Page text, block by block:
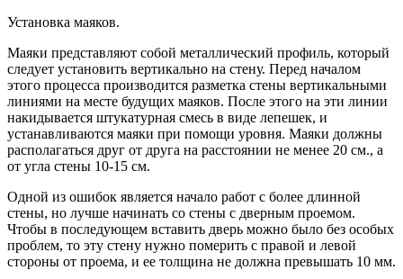
Установка маяков.
Маяки представляют собой металлический профиль, который
следует установить вертикально на стену. Перед началом
этого процесса производится разметка стены вертикальными
линиями на месте будущих маяков. После этого на эти линии
накидывается штукатурная смесь в виде лепешек, и
устанавливаются маяки при помощи уровня. Маяки должны
располагаться друг от друга на расстоянии не менее 20 см., а
от угла стены 10-15 см.
Одной из ошибок является начало работ с более длинной
стены, но лучше начинать со стены с дверным проемом.
Чтобы в последующем вставить дверь можно было без особых
проблем, то эту стену нужно померить с правой и левой
стороны от проема, и ее толщина не должна превышать 10 мм.